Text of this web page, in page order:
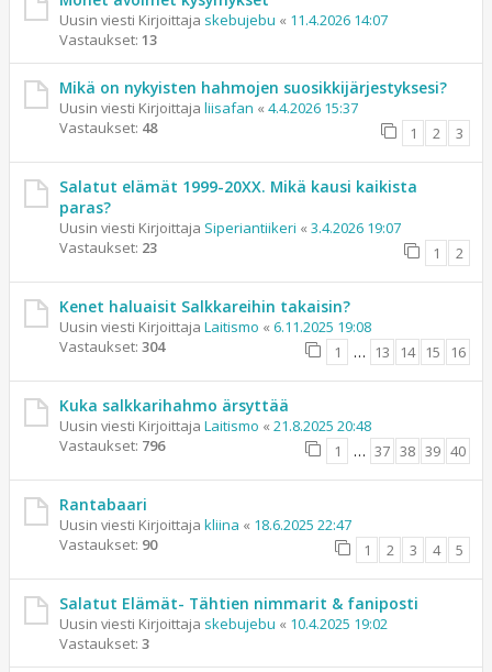
Uusin viesti Kirjoittaja skebujebu « 11.4.2026 14:07
Vastaukset: 13
Mikä on nykyisten hahmojen suosikkijärjestyksesi?
Uusin viesti Kirjoittaja liisafan « 4.4.2026 15:37
Vastaukset: 48 1 2 3
Salatut elämät 1999-20XX. Mikä kausi kaikista
paras?
Uusin viesti Kirjoittaja Siperiantiikeri « 3.4.2026 19:07
Vastaukset: 23 1 2
Kenet haluaisit Salkkareihin takaisin?
Uusin viesti Kirjoittaja Laitismo « 6.11.2025 19:08
Vastaukset: 304 1 … 13 14 15 16
Kuka salkkarihahmo ärsyttää
Uusin viesti Kirjoittaja Laitismo « 21.8.2025 20:48
Vastaukset: 796 1 … 37 38 39 40
Rantabaari
Uusin viesti Kirjoittaja kliina « 18.6.2025 22:47
Vastaukset: 90 1 2 3 4 5
Salatut Elämät- Tähtien nimmarit & faniposti
Uusin viesti Kirjoittaja skebujebu « 10.4.2025 19:02
Vastaukset: 3